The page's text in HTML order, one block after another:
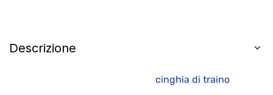
Descrizione
cinghia di traino